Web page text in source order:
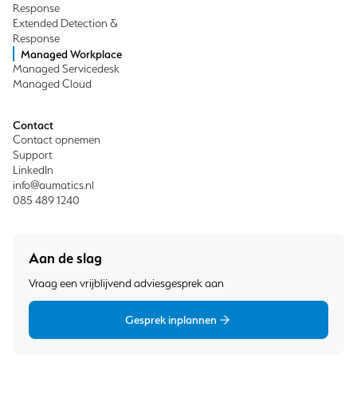
Contact
Contact opnemen
Support
LinkedIn
info@aumatics.nl
085 489 1240
Response
Extended Detection &
Response
Managed Workplace
Managed Servicedesk
Managed Cloud
Aan de slag
Vraag een vrijblijvend adviesgesprek aan
Gesprek inplannen